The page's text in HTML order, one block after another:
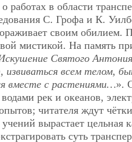
работах в области
С. Грофа и К.
своим обилием.
мистикой. На память
Святого Антония
извиваться всем телом,
вместе с растениями…».
рек и океанов,
читателя ждут
вырастает цельная
суть